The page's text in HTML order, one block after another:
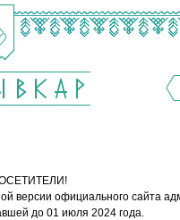
версии официального сайта
до 01 июля 2024 года.